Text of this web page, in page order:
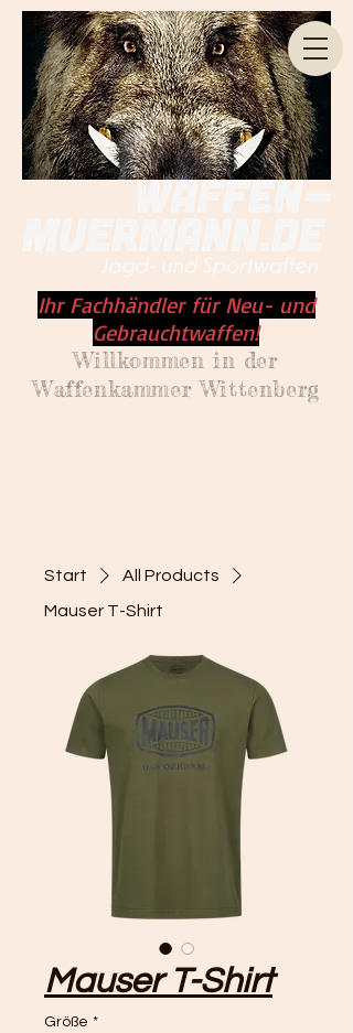
Ihr Fachhändler für Neu- und
Gebrauchtwaffen!
Willkommen in der
Waffenkammer Wittenberg
Start
All Products
Mauser T-Shirt
Mauser T-Shirt
Größe *